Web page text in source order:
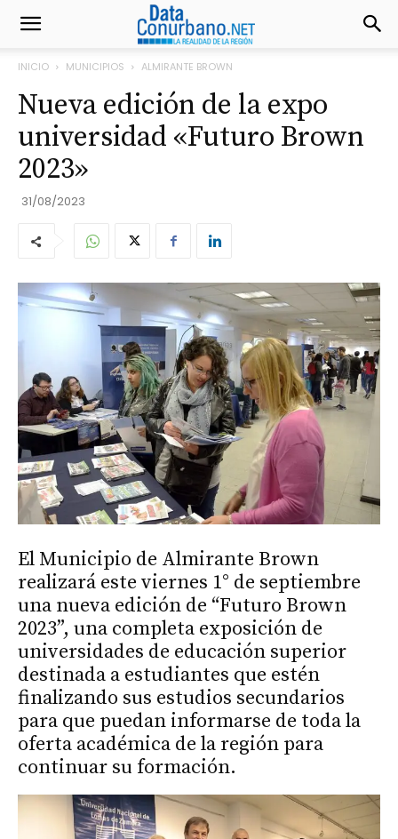
INICIO MUNICIPIOS ALMIRANTE BROWN
Nueva edición de la expo
universidad «Futuro Brown
2023»
31/08/2023
El Municipio de Almirante Brown
realizará este viernes 1° de septiembre
una nueva edición de “Futuro Brown
2023”, una completa exposición de
universidades de educación superior
destinada a estudiantes que estén
finalizando sus estudios secundarios
para que puedan informarse de toda la
oferta académica de la región para
continuar su formación.